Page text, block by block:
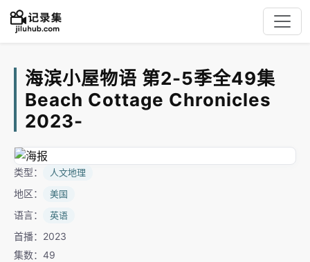
海滨小屋物语 第2-5季全49集
Beach Cottage Chronicles
2023-
类型： 人文地理
地区： 美国
语言： 英语
首播：2023
集数：49